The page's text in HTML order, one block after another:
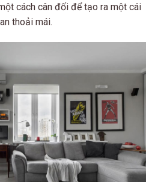
cách cân đối để tạo ra một cái
thoải mái.